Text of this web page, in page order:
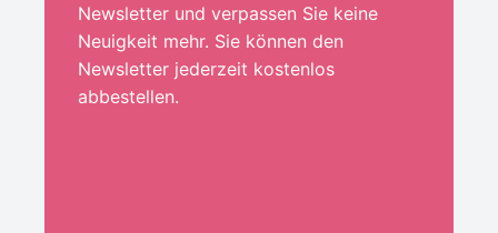
Newsletter und verpassen Sie keine
Neuigkeit mehr. Sie können den
Newsletter jederzeit kostenlos
abbestellen.